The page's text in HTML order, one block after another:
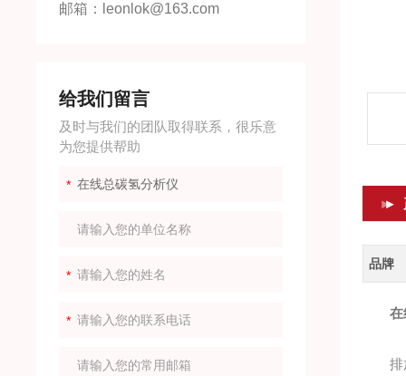
品牌
在
排
邮箱：leonlok@163.com
给我们留言
及时与我们的团队取得联系，很乐意
为您提供帮助